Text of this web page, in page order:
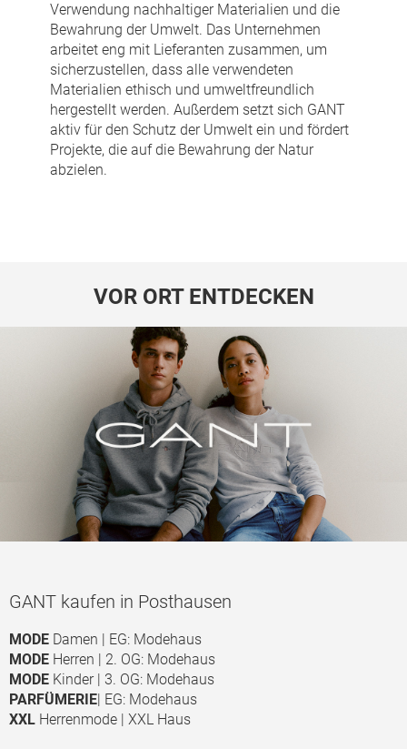
Verwendung nachhaltiger Materialien und die
Bewahrung der Umwelt. Das Unternehmen
arbeitet eng mit Lieferanten zusammen, um
sicherzustellen, dass alle verwendeten
Materialien ethisch und umweltfreundlich
hergestellt werden. Außerdem setzt sich GANT
aktiv für den Schutz der Umwelt ein und fördert
Projekte, die auf die Bewahrung der Natur
abzielen.
VOR ORT ENTDECKEN
GANT kaufen in Posthausen
MODE Damen | EG: Modehaus
MODE Herren | 2. OG: Modehaus
MODE Kinder | 3. OG: Modehaus
PARFÜMERIE| EG: Modehaus
XXL Herrenmode | XXL Haus